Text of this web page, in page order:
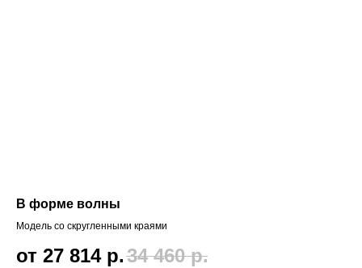
В форме волны
Модель со скругленными краями
от 27 814 р.34 460 р.